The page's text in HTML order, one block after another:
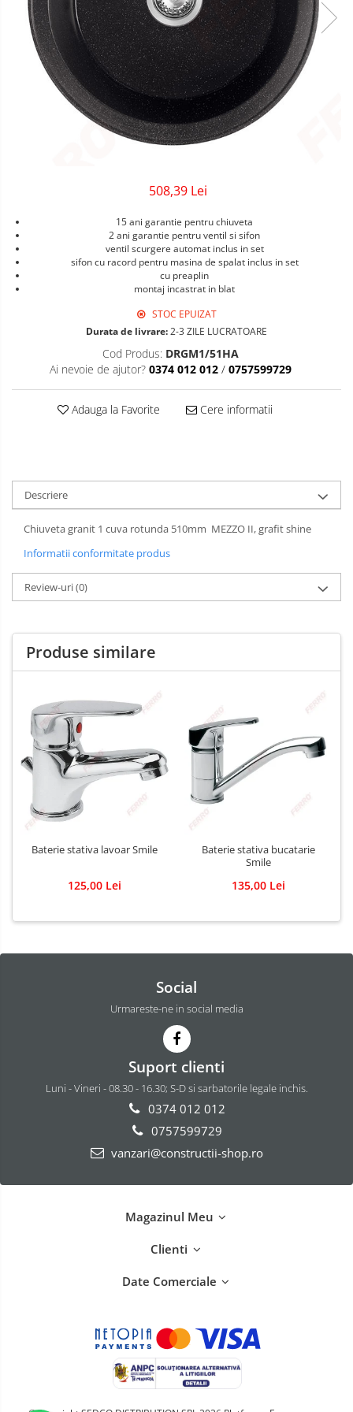
Sigurante Gewiss
Sigurante Legrand
Sigurante Schneider
Tablouri electrice
Tablouri Gewiss
508,39 Lei
15 ani garantie pentru chiuveta
2 ani garantie pentru ventil si sifon
ventil scurgere automat inclus in set
sifon cu racord pentru masina de spalat inclus in set
cu preaplin
montaj incastrat in blat
STOC EPUIZAT
Durata de livrare:2-3 ZILE LUCRATOARE
Cod Produs: DRGM1/51HA
Ai nevoie de ajutor? 0374 012 012 / 0757599729
Adauga la Favorite Cere informatii
Descriere
Chiuveta granit 1 cuva rotunda 510mm MEZZO II, grafit shine
Informatii conformitate produs
Review-uri(0)
Produse similare
Baterie stativa lavoar Smile
125,00 Lei
Baterie stativa bucatarie
Smile
135,00 Lei
Social
Urmareste-ne in social media
Suport clienti
Luni - Vineri - 08.30 - 16.30; S-D si sarbatorile legale inchis.
0374 012 012
0757599729
vanzari@constructii-shop.ro
Magazinul Meu
Clienti
Date Comerciale